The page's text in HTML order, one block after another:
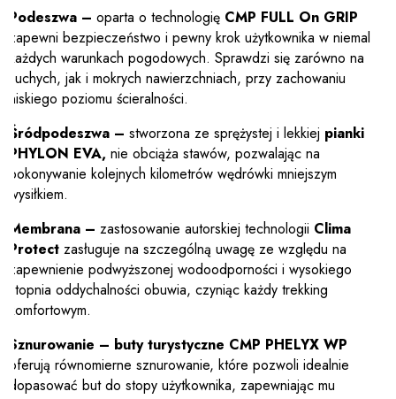
Podeszwa – oparta o technologię CMP FULL On GRIP
zapewni bezpieczeństwo i pewny krok użytkownika w niemal
każdych warunkach pogodowych. Sprawdzi się zarówno na
suchych, jak i mokrych nawierzchniach, przy zachowaniu
niskiego poziomu ścieralności.
Śródpodeszwa – stworzona ze sprężystej i lekkiej pianki
PHYLON EVA, nie obciąża stawów, pozwalając na
pokonywanie kolejnych kilometrów wędrówki mniejszym
wysiłkiem.
Membrana – zastosowanie autorskiej technologii Clima
Protect zasługuje na szczególną uwagę ze względu na
zapewnienie podwyższonej wodoodporności i wysokiego
stopnia oddychalności obuwia, czyniąc każdy trekking
komfortowym.
Sznurowanie – buty turystyczne CMP PHELYX WP
oferują równomierne sznurowanie, które pozwoli idealnie
dopasować but do stopy użytkownika, zapewniając mu